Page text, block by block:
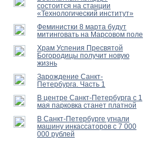
состоится на станции
«Технологический институт»
Феминистки 8 марта будут
митинговать на Марсовом поле
Храм Успения Пресвятой
Богородицы получит новую
жизнь
Зарождение Санкт-
Петербурга. Часть 1
В центре Санкт-Петербурга с 1
мая парковка станет платной
В Санкт-Петербурге угнали
машину инкассаторов с 7 000
000 рублей